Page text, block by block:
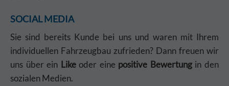
SOCIAL MEDIA
Sie sind bereits Kunde bei uns und waren mit Ihrem
individuellen Fahrzeugbau zufrieden? Dann freuen wir
uns über ein Likeoder eine positive Bewertungin den
sozialen Medien.